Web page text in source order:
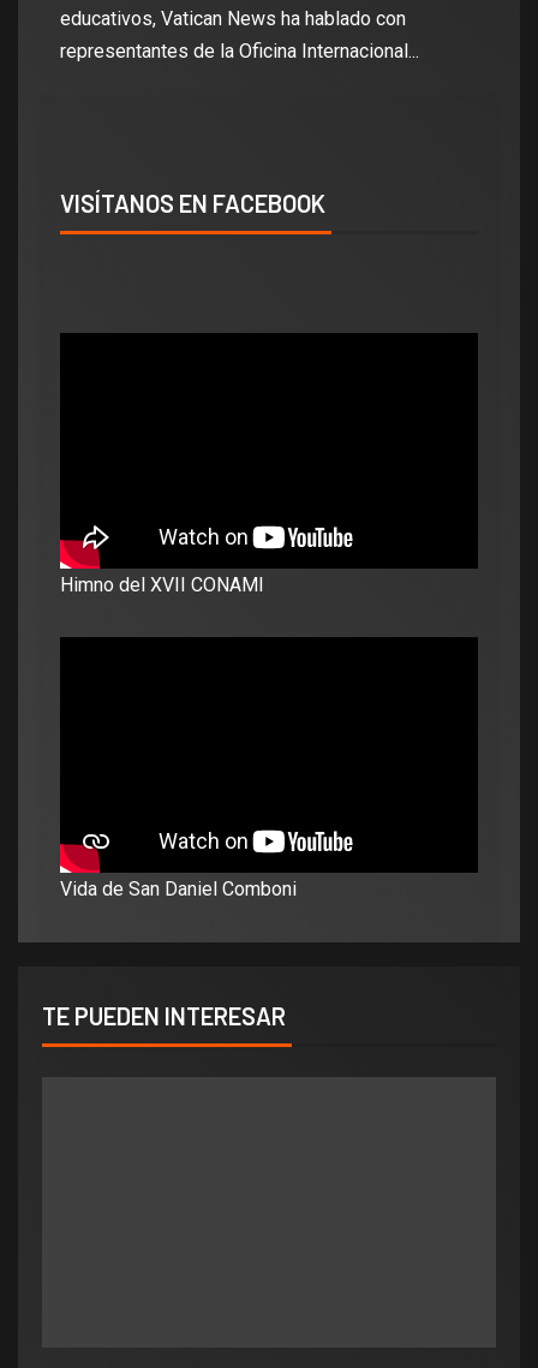
educativos, Vatican News ha hablado con
representantes de la Oficina Internacional...
VISÍTANOS EN FACEBOOK
Himno del XVII CONAMI
Vida de San Daniel Comboni
TE PUEDEN INTERESAR